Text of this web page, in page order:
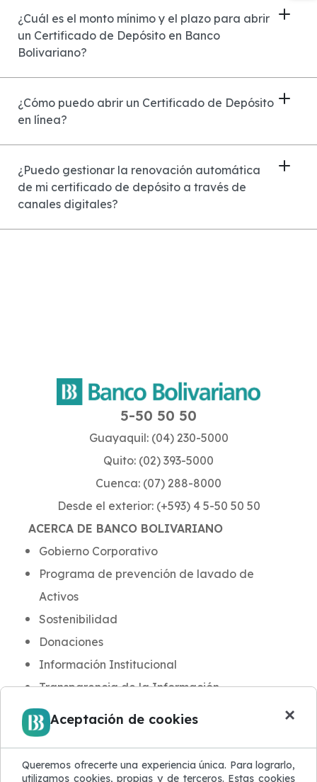
Aceptación de cookies ×
Queremos ofrecerte una experiencia única. Para lograrlo,
utilizamos cookies, propias y de terceros. Estas cookies
¿Cuál es el monto mínimo y el plazo para abrir
un Certificado de Depósito en Banco
Bolivariano?
¿Cómo puedo abrir un Certificado de Depósito
en línea?
¿Puedo gestionar la renovación automática
de mi certificado de depósito a través de
canales digitales?
ACERCA DE BANCO BOLIVARIANO
Gobierno Corporativo
Programa de prevención de lavado de
Activos
Sostenibilidad
Donaciones
Información Institucional
Transparencia de la Información
Términos Legales
INFORMACIÓN PARA CLIENTES
Aula BB
5-50 50 50
Guayaquil: (04) 230-5000
Quito: (02) 393-5000
Cuenca: (07) 288-8000
Desde el exterior: (+593) 4 5-50 50 50